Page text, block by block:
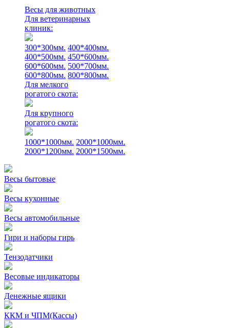
Весы для животных
Для ветеринарных
клиник:
300*300мм. 400*400мм.
400*500мм. 450*600мм.
600*600мм. 500*700мм.
600*800мм. 800*800мм.
Для мелкого
рогатого скота:
Для крупного
рогатого скота:
1000*1000мм. 2000*1000мм.
2000*1200мм. 2000*1500мм.
Весы бытовые
Весы кухонные
Весы автомобильные
Гири и наборы гирь
Тензодатчики
Весовые индикаторы
Денежные ящики
ККМ и ЧПМ(Кассы)